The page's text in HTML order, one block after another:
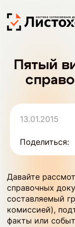
Пятый
13.01.2015
Поделиться:
Давайте
справочных
составляемый
комиссией),
факты или